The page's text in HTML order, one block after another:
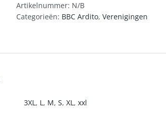
Artikelnummer: N/B
Categorieën: BBC Ardito, Verenigingen
3XL, L, M, S, XL, xxl